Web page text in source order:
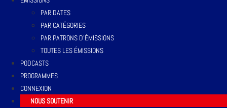
PAR DATES
PAR CATÉGORIES
PAR PATRONS D’ÉMISSIONS
TOUTES LES ÉMISSIONS
PODCASTS
PROGRAMMES
CONNEXION
NOUS SOUTENIR